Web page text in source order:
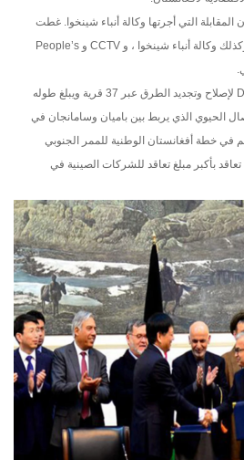
التي أجرتها وكالة أنباء شينخوا. غطت
وسائل الإعلام المحلية الرئيسية ، وكذلك وكالة أنباء شينخوا ، و CCTV و People’s
يمر مشروع Dar-i-Suf-Yakawlang لإصلاح وتجديد الطرق عبر 37 قرية ويبلغ طوله
الحيوي الذي يربط بين باميان وسامانجان في
في خطة أفغانستان الوطنية للممر الجنوبي
بأكبر مبلغ تعاقد للشركات الصينية في